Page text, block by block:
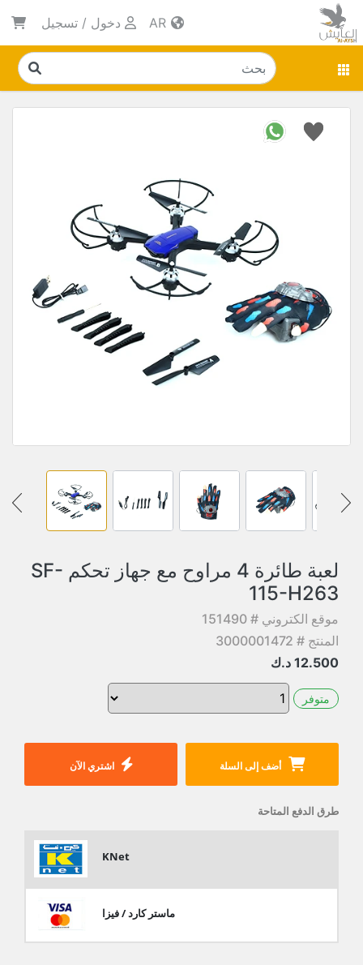
دخول / تسجيل
لعبة طائرة 4 مراوح مع جهاز تحكم SF-
115-H263
موقع الكتروني # 151490
المنتج # 3000001472
12.500 د.ك
متوفر
أضف إلى السلة اشتري الآن
طرق الدفع المتاحة
KNet
ماستر كارد / فيزا